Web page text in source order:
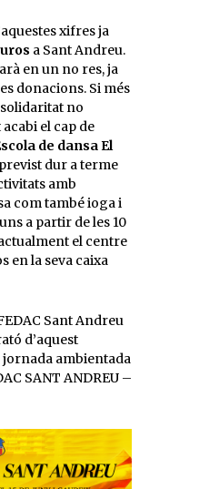
xifres ja
a Sant Andreu.
en un no res, ja
donacions. Si més
no
el cap de
de dansa El
dur a terme
amb
com també ioga i
a partir de les 10
el centre
en la seva caixa
Sant Andreu
d’aquest
jornada ambientada
SANT ANDREU –